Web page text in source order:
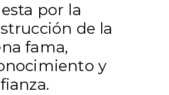
por la
de la
fama,
y